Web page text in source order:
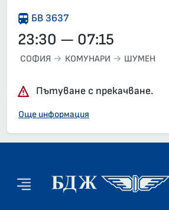
БВ 3637
23:30 — 07:15
СОФИЯ КОМУНАРИ ШУМЕН
Пътуване с прекачване.
Още информация